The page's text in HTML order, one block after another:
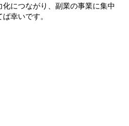
につながり、副業の事業に集中
幸いです。